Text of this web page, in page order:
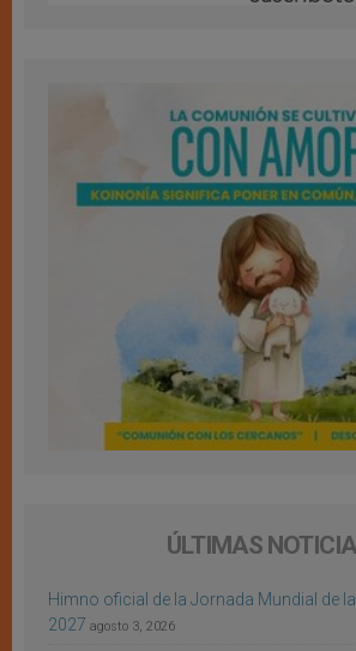
ÚLTIMAS
Himno oficial de la Jornada Mundial de la
2027 agosto 3, 2026